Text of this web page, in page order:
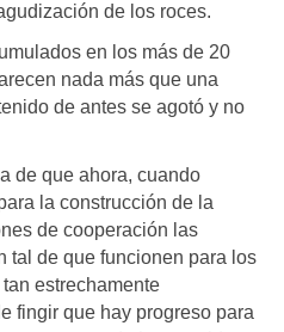
de los roces.
en los más de 20
nada más que una
de antes se agotó y no
de que ahora, cuando
la construcción de la
de cooperación las
tal de que funcionen para los
estrechamente
fingir que hay progreso para